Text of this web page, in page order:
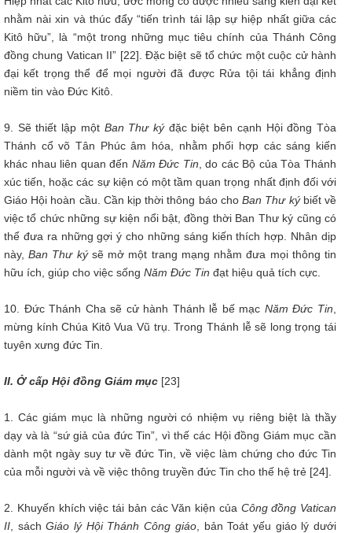
nhằm nài xin và thúc đẩy “tiến trình tái lập sự hiệp nhất giữa các
Kitô hữu”, là “một trong những mục tiêu chính của Thánh Công
đồng chung Vatican II” [22]. Đặc biệt sẽ tổ chức một cuộc cử hành
đại kết trọng thể để mọi người đã được Rửa tội tái khẳng định
niềm tin vào Đức Kitô.
9. Sẽ thiết lập một Ban Thư kýđặc biệt bên cạnh Hội đồng Tòa
Thánh cổ võ Tân Phúc âm hóa, nhằm phối hợp các sáng kiến
khác nhau liên quan đến Năm Đức Tin , do các Bộ của Tòa Thánh
xúc tiến, hoặc các sự kiện có một tầm quan trọng nhất định đối với
Giáo Hội hoàn cầu. Cần kịp thời thông báo choBan Thư kýbiết về
việc tổ chức những sự kiện nổi bật, đồng thời Ban Thư ký cũng có
thể đưa ra những gợi ý cho những sáng kiến thích hợp. Nhân dịp
này,Ban Thư ký sẽ mở một trang mạng nhằm đưa mọi thông tin
hữu ích, giúp cho việc sống Năm Đức Tin đạt hiệu quả tích cực.
10. Đức Thánh Cha sẽ cử hành Thánh lễ bế mạc Năm Đức Tin
mừng kính Chúa Kitô Vua Vũ trụ. Trong Thánh lễ sẽ long trọng tái
tuyên xưng đức Tin.
II. Ở cấp Hội đồng Giám mục [23]
1. Các giám mục là những người có nhiệm vụ riêng biệt là thầy
dạy và là “sứ giả của đức Tin”, vì thế các Hội đồng Giám mục cần
dành một ngày suy tư về đức Tin, về việc làm chứng cho đức Tin
của mỗi người và về việc thông truyền đức Tin cho thế hệ trẻ [24].
2. Khuyến khích việc tái bản các Văn kiện của Công đồng Vatican
II , sáchGiáo lý Hội Thánh Công giáo, bản Toát yếu giáo lý dưới